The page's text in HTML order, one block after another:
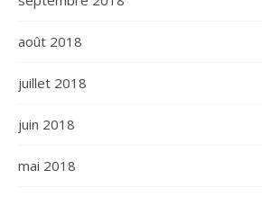
août 2018
juillet 2018
juin 2018
mai 2018